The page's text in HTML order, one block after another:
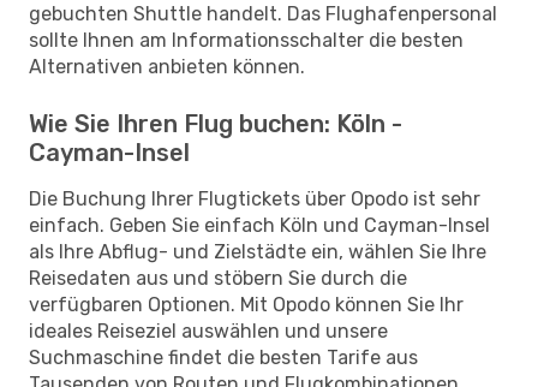
gebuchten Shuttle handelt. Das Flughafenpersonal
sollte Ihnen am Informationsschalter die besten
Alternativen anbieten können.
Wie Sie Ihren Flug buchen: Köln -
Cayman-Insel
Die Buchung Ihrer Flugtickets über Opodo ist sehr
einfach. Geben Sie einfach Köln und Cayman-Insel
als Ihre Abflug- und Zielstädte ein, wählen Sie Ihre
Reisedaten aus und stöbern Sie durch die
verfügbaren Optionen. Mit Opodo können Sie Ihr
ideales Reiseziel auswählen und unsere
Suchmaschine findet die besten Tarife aus